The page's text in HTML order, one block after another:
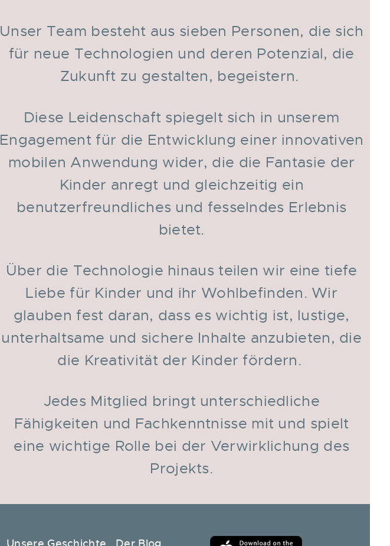
Unser Team besteht aus sieben Personen, die sich
für neue Technologien und deren Potenzial, die
Zukunft zu gestalten, begeistern.
Diese Leidenschaft spiegelt sich in unserem
Engagement für die Entwicklung einer innovativen
mobilen Anwendung wider, die die Fantasie der
Kinder anregt und gleichzeitig ein
benutzerfreundliches und fesselndes Erlebnis
bietet.
Über die Technologie hinaus teilen wir eine tiefe
Liebe für Kinder und ihr Wohlbefinden. Wir
glauben fest daran, dass es wichtig ist, lustige,
unterhaltsame und sichere Inhalte anzubieten, die
die Kreativität der Kinder fördern.
Jedes Mitglied bringt unterschiedliche
Fähigkeiten und Fachkenntnisse mit und spielt
eine wichtige Rolle bei der Verwirklichung des
Projekts.